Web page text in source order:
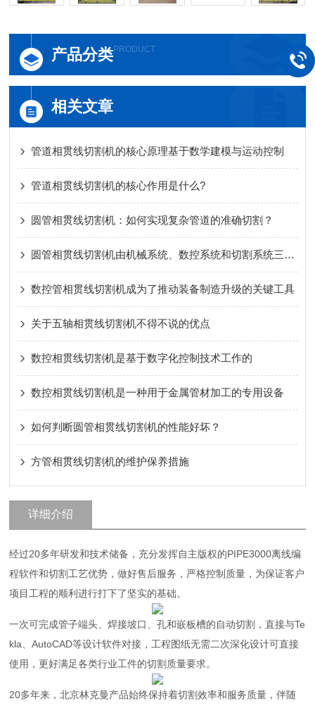
产品分类PRODUCT
相关文章
管道相贯线切割机的核心原理基于数学建模与运动控制
管道相贯线切割机的核心作用是什么?
圆管相贯线切割机：如何实现复杂管道的准确切割？
圆管相贯线切割机由机械系统、数控系统和切割系统三部分组成
数控管相贯线切割机成为了推动装备制造升级的关键工具
关于五轴相贯线切割机不得不说的优点
数控相贯线切割机是基于数字化控制技术工作的
数控相贯线切割机是一种用于金属管材加工的专用设备
如何判断圆管相贯线切割机的性能好坏？
方管相贯线切割机的维护保养措施
详细介绍
经过20多年研发和技术储备，充分发挥自主版权的PIPE3000离线编
程软件和切割工艺优势，做好售后服务，严格控制质量，为保证客户
项目工程的顺利进行打下了坚实的基础。
一次可完成管子端头、焊接坡口、孔和嵌板槽的自动切割，直接与Te
kla、AutoCAD等设计软件对接，工程图纸无需二次深化设计可直接
使用，更好满足各类行业工件的切割质量要求。
20多年来，北京林克曼产品始终保持着切割效率和服务质量，伴随